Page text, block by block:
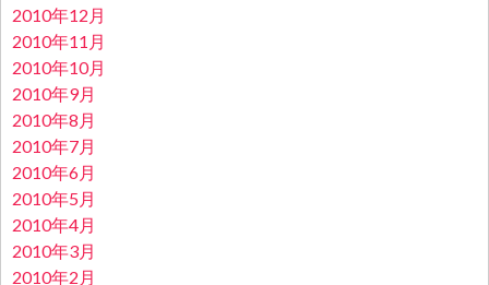
2010年12月
2010年11月
2010年10月
2010年9月
2010年8月
2010年7月
2010年6月
2010年5月
2010年4月
2010年3月
2010年2月